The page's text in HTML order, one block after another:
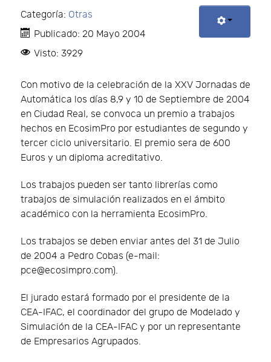
Categoría: Otras
Publicado: 20 Mayo 2004
Visto: 3929
Con motivo de la celebración de la XXV Jornadas de
Automática los días 8,9 y 10 de Septiembre de 2004
en Ciudad Real, se convoca un premio a trabajos
hechos en EcosimPro por estudiantes de segundo y
tercer ciclo universitario. El premio sera de 600
Euros y un diploma acreditativo.
Los trabajos pueden ser tanto librerías como
trabajos de simulación realizados en el ámbito
académico con la herramienta EcosimPro.
Los trabajos se deben enviar antes del 31 de Julio
de 2004 a Pedro Cobas (e-mail:
pce@ecosimpro.com).
El jurado estará formado por el presidente de la
CEA-IFAC, el coordinador del grupo de Modelado y
Simulación de la CEA-IFAC y por un representante
de Empresarios Agrupados.